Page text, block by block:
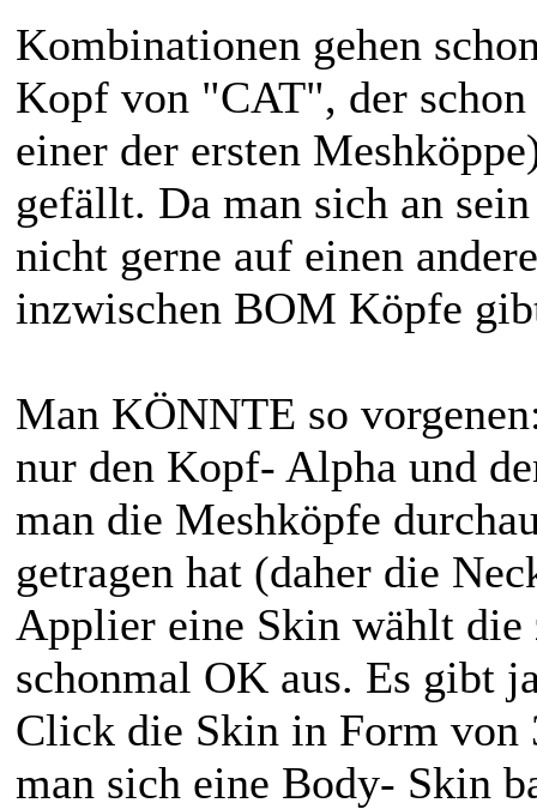
Kombinationen gehen
Kopf von "CAT", der
einer der ersten
gefällt. Da man sich an
nicht gerne auf einen
inzwischen BOM Köpfe
Man KÖNNTE so
nur den Kopf- Alpha und
man die Meshköpfe
getragen hat (daher die
Applier eine Skin wählt die
schonmal OK aus. Es gibt
Click die Skin in Form von
man sich eine Body- Skin